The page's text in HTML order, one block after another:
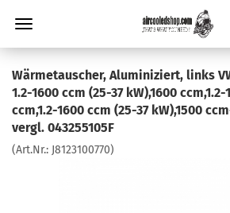
Wärmetauscher, Aluminiziert, links
1.2-1600 ccm (25-37 kW),1600
ccm,1.2-1600 ccm (25-37 kW),1500
vergl. 043255105F
(Art.Nr.: J8123100770)